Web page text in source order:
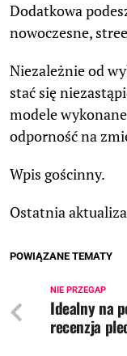
Dodatkowa
nowoczesne,
Niezależnie od
stać się
modele
odporność na
Wpis gościnny.
Ostatnia
POWIĄZANE TEMATY
NIE PRZEGAP
Idealny na
recenzja